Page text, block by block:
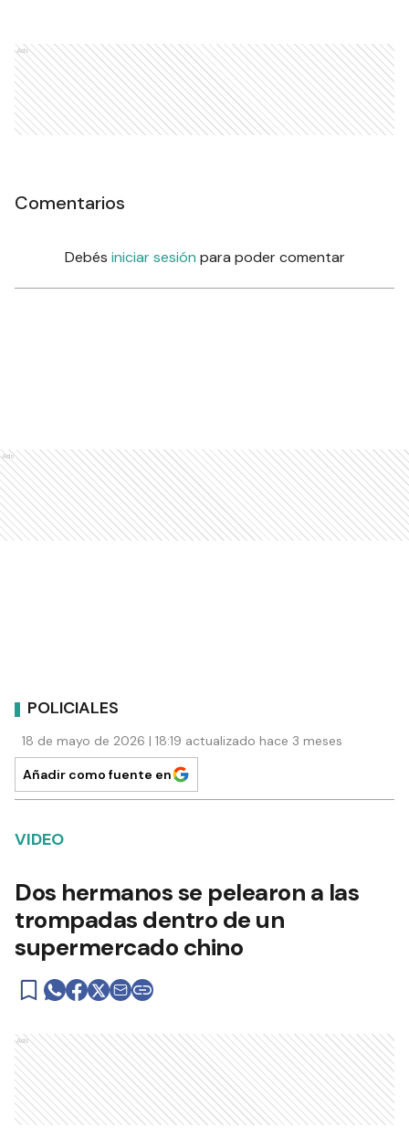
Ads
Comentarios
Debés iniciar sesión para poder comentar
Ads
POLICIALES
18 de mayo de 2026 | 18:19 actualizado hace 3 meses
Añadir como fuente en
VIDEO
Dos hermanos se pelearon a las
trompadas dentro de un
supermercado chino
Ads